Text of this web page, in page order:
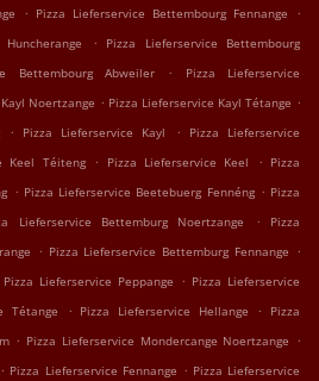
. Pizza Lieferservice Bettembourg Fennange
.
.
Pizza Lieferservice Bettembourg
Bettembourg Abweiler .
Pizza Lieferservice
Noertzange . Pizza Lieferservice Kayl Tétange .
. Pizza Lieferservice Kayl .
Pizza Lieferservice
Keel Téiteng . Pizza Lieferservice Keel . Pizza
. Pizza Lieferservice Beetebuerg Fennéng . Pizza
Lieferservice Bettemburg Noertzange .
Pizza
. Pizza Lieferservice Bettemburg Fennange .
Pizza Lieferservice Peppange . Pizza Lieferservice
Tétange . Pizza Lieferservice Hellange .
Pizza
. Pizza Lieferservice Mondercange Noertzange .
. Pizza Lieferservice Fennange . Pizza Lieferservice